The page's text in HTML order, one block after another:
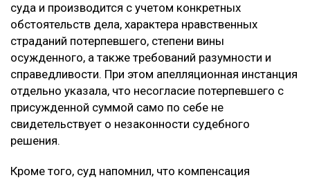
суда и производится с учетом конкретных
обстоятельств дела, характера нравственных
страданий потерпевшего, степени вины
осужденного, а также требований разумности и
справедливости. При этом апелляционная инстанция
отдельно указала, что несогласие потерпевшего с
присужденной суммой само по себе не
свидетельствует о незаконности судебного
решения.
Кроме того, суд напомнил, что компенсация